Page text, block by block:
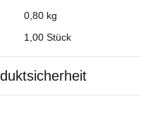
0,80 kg
1,00 Stück